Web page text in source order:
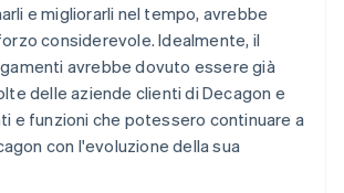
e migliorarli nel tempo, avrebbe
considerevole. Idealmente, il
avrebbe dovuto essere già
delle aziende clienti di Decagon e
e funzioni che potessero continuare a
con l'evoluzione della sua